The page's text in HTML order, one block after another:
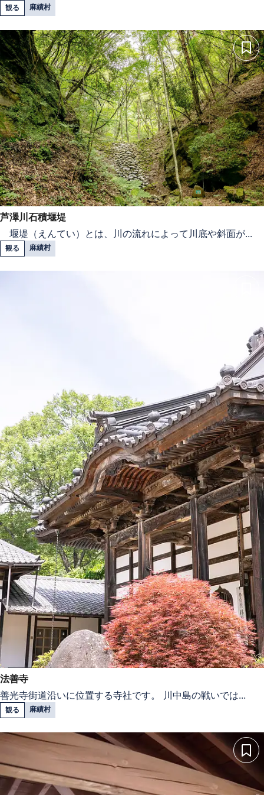
観る 麻績村
芦澤川石積堰堤
堰堤（えんてい）とは、川の流れによって川底や斜面が...
観る 麻績村
法善寺
善光寺街道沿いに位置する寺社です。 川中島の戦いでは...
観る 麻績村